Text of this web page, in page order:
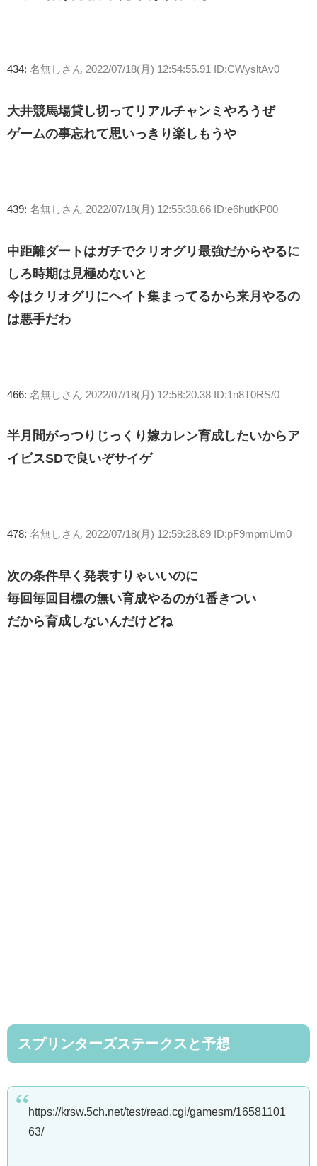
434: 名無しさん 2022/07/18(月) 12:54:55.91 ID:CWysltAv0
大井競馬場貸し切ってリアルチャンミやろうぜ
ゲームの事忘れて思いっきり楽しもうや
439: 名無しさん 2022/07/18(月) 12:55:38.66 ID:e6hutKP00
中距離ダートはガチでクリオグリ最強だからやるに
しろ時期は見極めないと
今はクリオグリにヘイト集まってるから来月やるの
は悪手だわ
466: 名無しさん 2022/07/18(月) 12:58:20.38 ID:1n8T0RS/0
半月間がっつりじっくり嫁カレン育成したいからア
イビスSDで良いぞサイゲ
478: 名無しさん 2022/07/18(月) 12:59:28.89 ID:pF9mpmUm0
次の条件早く発表すりゃいいのに
毎回毎回目標の無い育成やるのが1番きつい
だから育成しないんだけどね
スプリンターズステークスと予想
https://krsw.5ch.net/test/read.cgi/gamesm/16581101
63/